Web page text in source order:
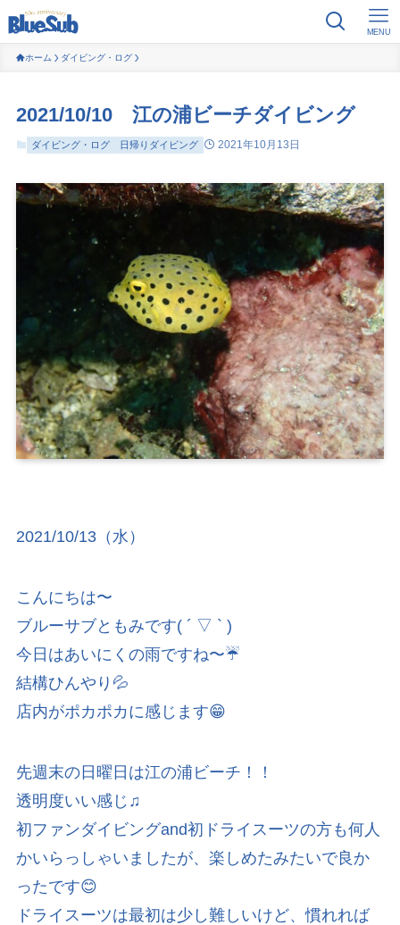
MENU
ホーム ダイビング・ログ
2021/10/10 江の浦ビーチダイビング
ダイビング・ログ 日帰りダイビング 2021年10月13日
2021/10/13（水）
こんにちは〜
ブルーサブともみです( ´ ▽ ` )
今日はあいにくの雨ですね〜☔️
結構ひんやり💦
店内がポカポカに感じます😁
先週末の日曜日は江の浦ビーチ！！
透明度いい感じ♫
初ファンダイビングand初ドライスーツの方も何人
かいらっしゃいましたが、楽しめたみたいで良か
ったです😊
ドライスーツは最初は少し難しいけど、慣れれば